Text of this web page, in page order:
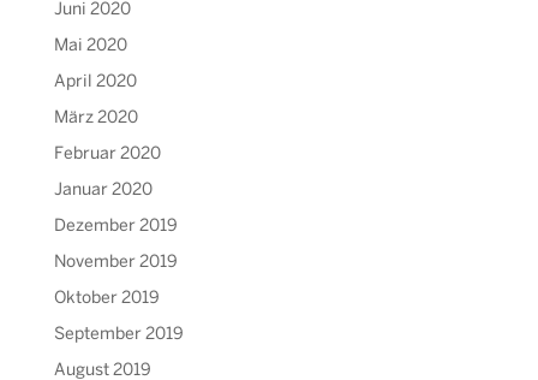
Juni 2020
Mai 2020
April 2020
März 2020
Februar 2020
Januar 2020
Dezember 2019
November 2019
Oktober 2019
September 2019
August 2019